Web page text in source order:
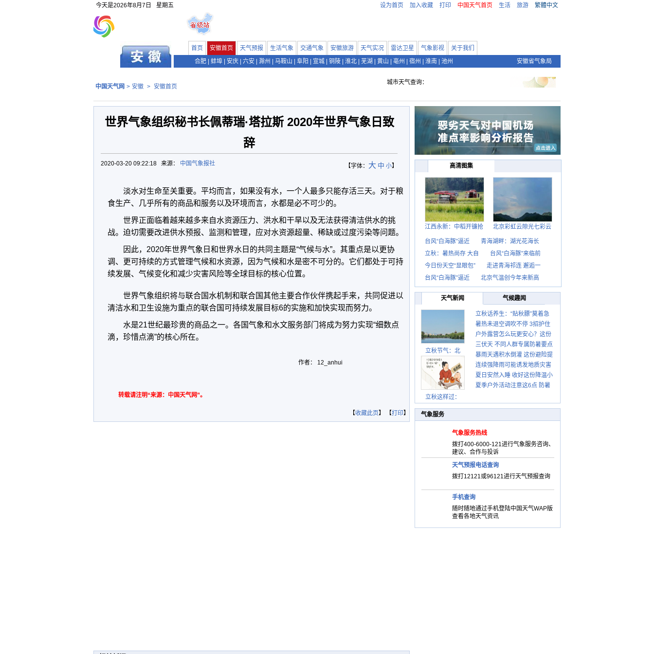
今天是2026年8月7日 星期五 设为首页 加入收藏 打印 中国天气首页 生活 旅游 繁體中文
首页 安徽首页 天气预报 生活气象 交通气象 安徽旅游 天气实况 雷达卫星 气象影视
关于我们
合肥
蚌埠 安庆 六安 滁州 马鞍山 阜阳 宣城 铜陵 淮北 芜湖 黄山 亳州 宿州 淮南 池州 安徽省气象局
中国天气网 > 安徽 > 安徽首页
城市天气查询：
世界气象组织秘书长佩蒂瑞·塔拉斯 2020年世界气象日致
辞
【字体： 大 中 小】
2020-03-20 09:22:18 来源： 中国气象报社
淡水对生命至关重要。平均而言，如果没有水，一个人最多只能存活三天。对于粮
食生产、几乎所有的商品和服务以及环境而言，水都是必不可少的。
世界正面临着越来越多来自水资源压力、洪水和干旱以及无法获得清洁供水的挑
战。迫切需要改进供水预报、监测和管理，应对水资源超量、稀缺或过度污染等问题。
因此，2020年世界气象日和世界水日的共同主题是“气候与水”。其重点是以更协
调、更可持续的方式管理气候和水资源，因为气候和水是密不可分的。它们都处于可持
续发展、气候变化和减少灾害风险等全球目标的核心位置。
世界气象组织将与联合国水机制和联合国其他主要合作伙伴携起手来，共同促进以
清洁水和卫生设施为重点的联合国可持续发展目标6的实施和加快实现而努力。
水是21世纪最珍贵的商品之一。各国气象和水文服务部门将成为努力实现“细数点
滴，珍惜点滴”的核心所在。
作者： 12_anhui
转载请注明“来源：中国天气网”。
【收藏此页】 【打印】
高清图集
江西永新：中稻开镰抢 北京彩虹云隙光七彩云
台风“白海豚”逼近
青海湖畔：湖光花海长
立秋：暑热尚存 大自
台风“白海豚”来临前
今日份天空“显眼包”
走进青海祁连 邂逅一
台风“白海豚”逼近
北京气温创今年来新高
天气新闻 气候趣闻
立秋节气：北
立秋这样过：
立秋话养生：“贴秋膘”莫着急
先清暑再防燥
暑热未退空调吹不停 3招护住
肩颈不酸痛
户外露营怎么玩更安心？这份
攻略请收好
三伏天 不同人群专属防暑要点
请收好
暴雨天遇积水倒灌 这份避险提
示请收好
连续强降雨可能诱发地质灾害
这些前兆要知道
夏日安然入睡 收好这份降温小
贴士
夏季户外活动注意这6点 防暑
气象服务
气象服务热线
拨打400-6000-121进行气象服务咨询、
建议、合作与投诉
天气预报电话查询
拨打12121或96121进行天气预报查询
手机查询
随时随地通过手机登陆中国天气WAP版
查看各地天气资讯